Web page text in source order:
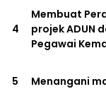
4
Membuat
projek ADUN
Pegawai
5 Menangani